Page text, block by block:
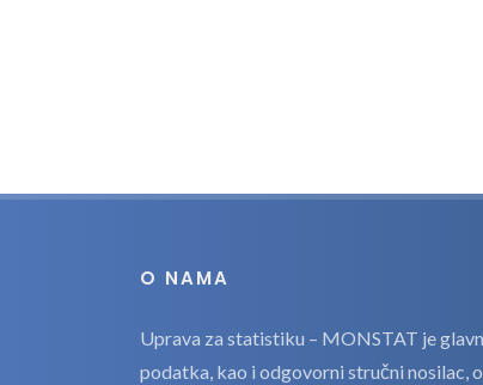
O NAMA
Uprava za statistiku – MONSTAT je
podatka, kao i odgovorni stručni nosilac,